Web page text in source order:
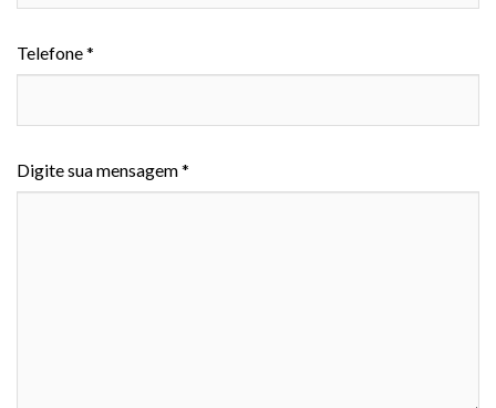
Telefone *
Digite sua mensagem *